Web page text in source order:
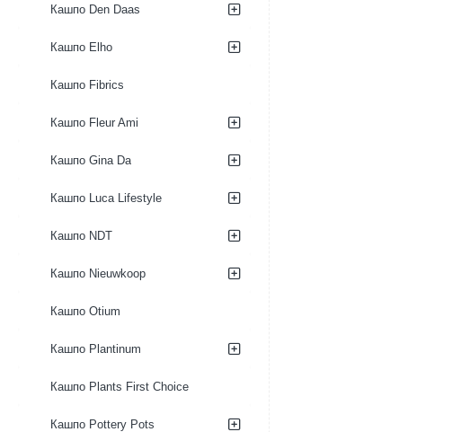
Кашпо Den Daas
Кашпо Elho
Кашпо Fibrics
Кашпо Fleur Ami
Кашпо Gina Da
Кашпо Luca Lifestyle
Кашпо NDT
Кашпо Nieuwkoop
Кашпо Otium
Кашпо Plantinum
Кашпо Plants First Choice
Кашпо Pottery Pots